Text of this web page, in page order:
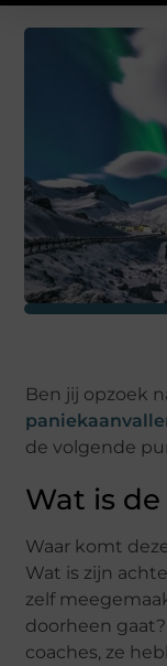
Ben jij opzoek
de volgende
Wat is
Waar komt
Wat is zijn
zelf
doorheen gaat?
coaches, ze